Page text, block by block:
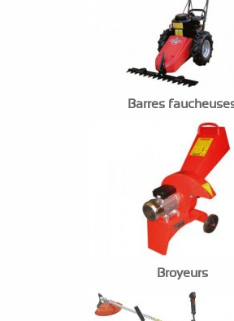
Barres
Broyeurs